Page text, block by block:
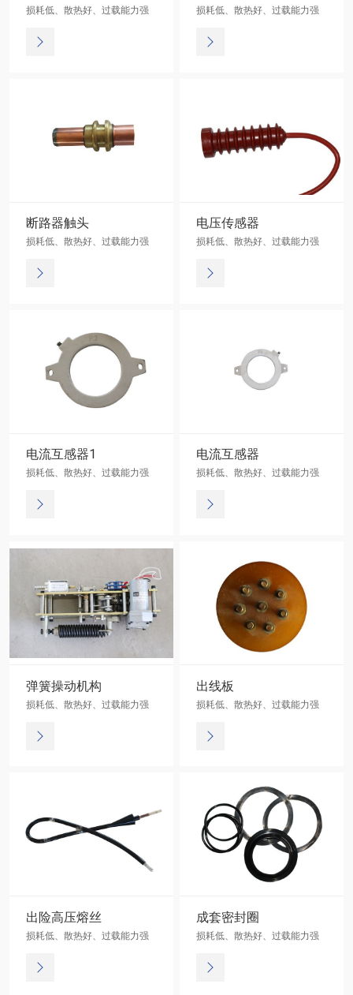
损耗低、散热好、过载能力强 损耗低、散热好、过载能力强
断路器触头
损耗低、散热好、过载能力强
电压传感器
损耗低、散热好、过载能力强
电流互感器1
损耗低、散热好、过载能力强
电流互感器
损耗低、散热好、过载能力强
弹簧操动机构
损耗低、散热好、过载能力强
出线板
损耗低、散热好、过载能力强
出险高压熔丝
损耗低、散热好、过载能力强
成套密封圈
损耗低、散热好、过载能力强